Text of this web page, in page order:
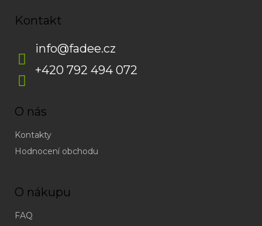
Kontakt
info@fadee.cz
+420 792 494 072
O nás
Kontakty
Hodnocení obchodu
O nákupu
FAQ